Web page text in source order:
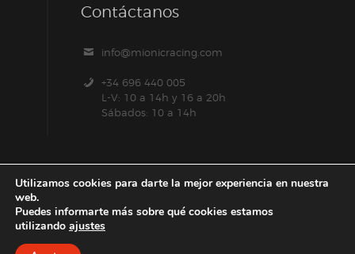
Contáctanos
info@mionicracing.com
+34 696 440 005
L-V: 10 a 14h y 16 a 20h
Sábados: 10 a 14h
Utilizamos cookies para darte la mejor experiencia en nuestra
web.
Puedes informarte más sobre qué cookies estamos
utilizando ajustes